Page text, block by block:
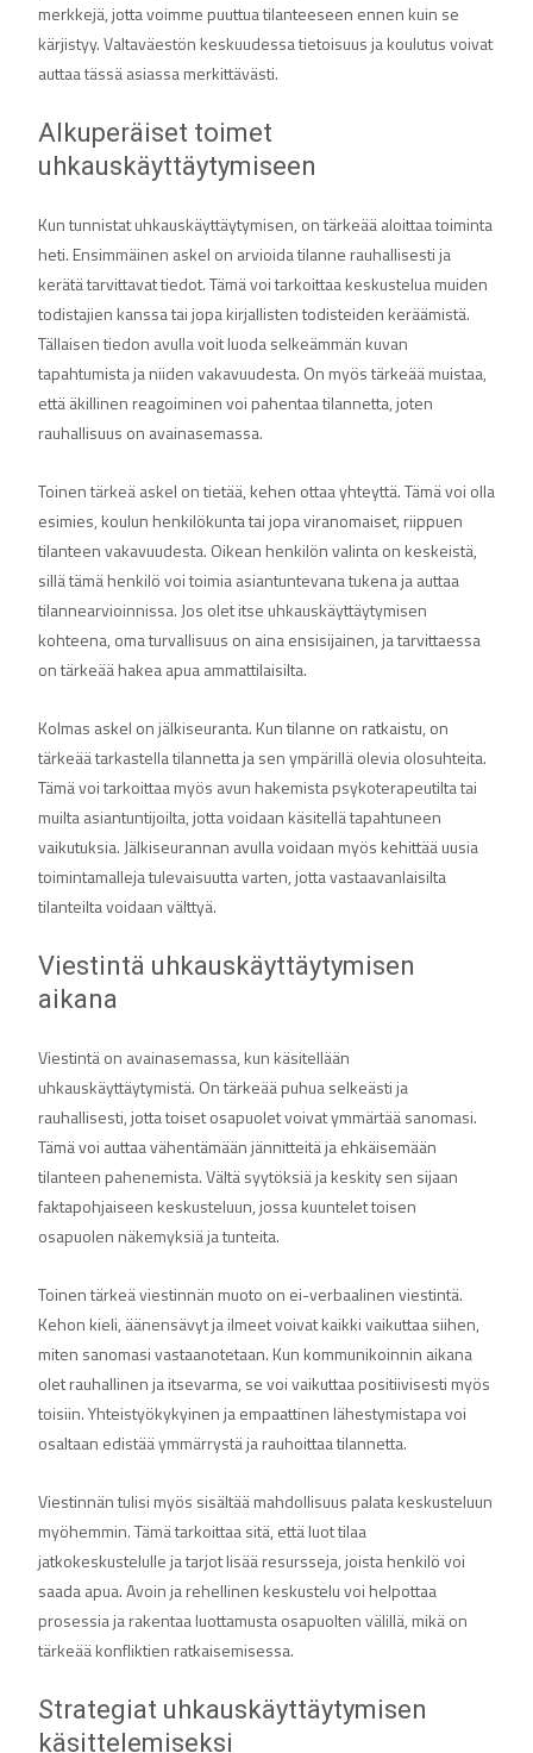
merkkejä, jotta voimme puuttua tilanteeseen ennen kuin se
kärjistyy. Valtaväestön keskuudessa tietoisuus ja koulutus voivat
auttaa tässä asiassa merkittävästi.
Alkuperäiset toimet
uhkauskäyttäytymiseen
Kun tunnistat uhkauskäyttäytymisen, on tärkeää aloittaa toiminta
heti. Ensimmäinen askel on arvioida tilanne rauhallisesti ja
kerätä tarvittavat tiedot. Tämä voi tarkoittaa keskustelua muiden
todistajien kanssa tai jopa kirjallisten todisteiden keräämistä.
Tällaisen tiedon avulla voit luoda selkeämmän kuvan
tapahtumista ja niiden vakavuudesta. On myös tärkeää muistaa,
että äkillinen reagoiminen voi pahentaa tilannetta, joten
rauhallisuus on avainasemassa.
Toinen tärkeä askel on tietää, kehen ottaa yhteyttä. Tämä voi olla
esimies, koulun henkilökunta tai jopa viranomaiset, riippuen
tilanteen vakavuudesta. Oikean henkilön valinta on keskeistä,
sillä tämä henkilö voi toimia asiantuntevana tukena ja auttaa
tilannearvioinnissa. Jos olet itse uhkauskäyttäytymisen
kohteena, oma turvallisuus on aina ensisijainen, ja tarvittaessa
on tärkeää hakea apua ammattilaisilta.
Kolmas askel on jälkiseuranta. Kun tilanne on ratkaistu, on
tärkeää tarkastella tilannetta ja sen ympärillä olevia olosuhteita.
Tämä voi tarkoittaa myös avun hakemista psykoterapeutilta tai
muilta asiantuntijoilta, jotta voidaan käsitellä tapahtuneen
vaikutuksia. Jälkiseurannan avulla voidaan myös kehittää uusia
toimintamalleja tulevaisuutta varten, jotta vastaavanlaisilta
tilanteilta voidaan välttyä.
Viestintä uhkauskäyttäytymisen
aikana
Viestintä on avainasemassa, kun käsitellään
uhkauskäyttäytymistä. On tärkeää puhua selkeästi ja
rauhallisesti, jotta toiset osapuolet voivat ymmärtää sanomasi.
Tämä voi auttaa vähentämään jännitteitä ja ehkäisemään
tilanteen pahenemista. Vältä syytöksiä ja keskity sen sijaan
faktapohjaiseen keskusteluun, jossa kuuntelet toisen
osapuolen näkemyksiä ja tunteita.
Toinen tärkeä viestinnän muoto on ei-verbaalinen viestintä.
Kehon kieli, äänensävyt ja ilmeet voivat kaikki vaikuttaa siihen,
miten sanomasi vastaanotetaan. Kun kommunikoinnin aikana
olet rauhallinen ja itsevarma, se voi vaikuttaa positiivisesti myös
toisiin. Yhteistyökykyinen ja empaattinen lähestymistapa voi
osaltaan edistää ymmärrystä ja rauhoittaa tilannetta.
Viestinnän tulisi myös sisältää mahdollisuus palata keskusteluun
myöhemmin. Tämä tarkoittaa sitä, että luot tilaa
jatkokeskustelulle ja tarjot lisää resursseja, joista henkilö voi
saada apua. Avoin ja rehellinen keskustelu voi helpottaa
prosessia ja rakentaa luottamusta osapuolten välillä, mikä on
tärkeää konfliktien ratkaisemisessa.
Strategiat uhkauskäyttäytymisen
käsittelemiseksi